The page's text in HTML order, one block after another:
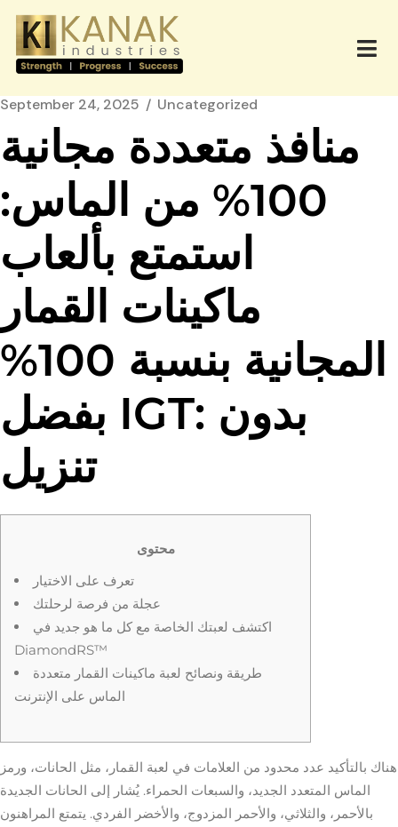
September 24, 2025 Uncategorized
منافذ متعددة مجانية
100% من الماس:
استمتع بألعاب
ماكينات القمار
المجانية بنسبة 100%
بفضل IGT: بدون
تنزيل
محتوى
تعرف على الاختيار
عجلة من فرصة لرحلتك
اكتشف لعبتك الخاصة مع كل ما هو جديد في
DiamondRS™
طريقة ونصائح لعبة ماكينات القمار متعددة
الماس على الإنترنت
هناك بالتأكيد عدد محدود من العلامات في لعبة القمار، مثل الحانات، ورمز
الماس المتعدد الجديد، والسبعات الحمراء. يُشار إلى الحانات الجديدة
بالأحمر، والثلاثي، والأحمر المزدوج، والأخضر الفردي. يتمتع المراهنون